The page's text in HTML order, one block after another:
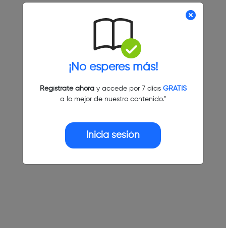
¡No esperes más!
Regístrate ahoray accede por 7 días GRATIS
a lo mejor de nuestro contenido."
Inicia sesión